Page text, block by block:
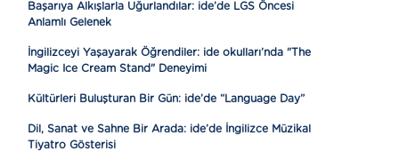
Başarıya Alkışlarla Uğurlandılar: ide’de LGS Öncesi
Anlamlı Gelenek
İngilizceyi Yaşayarak Öğrendiler: ide okulları’nda "The
Magic Ice Cream Stand" Deneyimi
Kültürleri Buluşturan Bir Gün: ide’de “Language Day”
Dil, Sanat ve Sahne Bir Arada: ide’de İngilizce Müzikal
Tiyatro Gösterisi